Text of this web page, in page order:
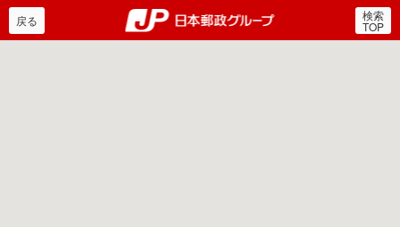
郵便局・日本郵政グルー
戻る 検索
TOP